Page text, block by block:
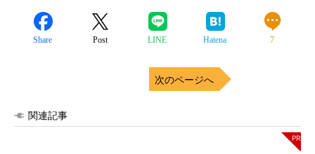
Share Post LINE Hatena 7
次のページへ
関連記事